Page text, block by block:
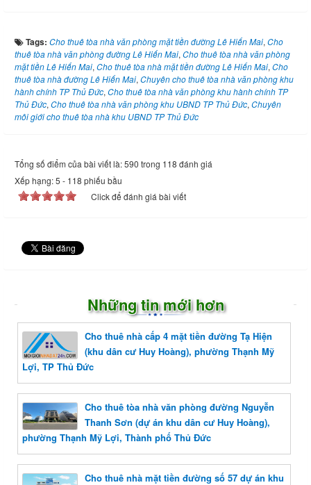
Tags: Cho thuê tòa nhà văn phòng mặt tiền đường Lê Hiến Mai, Cho
thuê tòa nhà văn phòng đường Lê Hiến Mai, Cho thuê tòa nhà văn phòng
mặt tiền Lê Hiến Mai, Cho thuê tòa nhà mặt tiền đường Lê Hiến Mai, Cho
thuê tòa nhà đường Lê Hiến Mai, Chuyên cho thuê tòa nhà văn phòng khu
hành chính TP Thủ Đức, Cho thuê tòa nhà văn phòng khu hành chính TP
Thủ Đức, Cho thuê tòa nhà văn phòng khu UBND TP Thủ Đức, Chuyên
môi giới cho thuê tòa nhà khu UBND TP Thủ Đức
Tổng số điểm của bài viết là: 590 trong 118 đánh giá
Xếp hạng:5 - 118 phiếu bầu
Click để đánh giá bài viết
Những tin mới hơn
Cho thuê nhà cấp 4 mặt tiền đường Tạ Hiện
(khu dân cư Huy Hoàng), phường Thạnh Mỹ
Lợi, TP Thủ Đức
Cho thuê tòa nhà văn phòng đường Nguyễn
Thanh Sơn (dự án khu dân cư Huy Hoàng),
phường Thạnh Mỹ Lợi, Thành phố Thủ Đức
Cho thuê nhà mặt tiền đường số 57 dự án khu